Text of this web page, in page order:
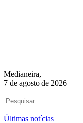
Medianeira,
7 de agosto de 2026
Últimas notícias